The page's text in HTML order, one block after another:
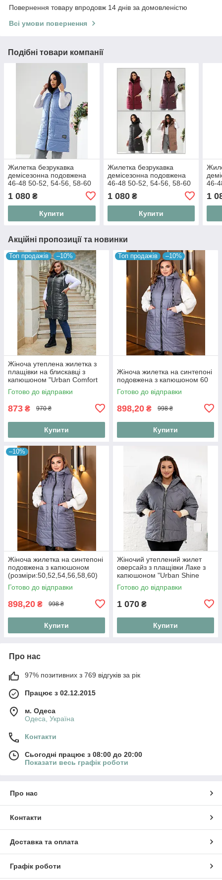
Повернення товару впродовж 14 днів за домовленістю
Всі умови повернення
Подібні товари компанії
Жилетка безрукавка
демісезонна подовжена
46-48 50-52, 54-56, 58-60
1 080 ₴
Купити
Жилетка безрукавка
демісезонна подовжена
46-48 50-52, 54-56, 58-60
1 080₴
Купити
46-
1
Акційні пропозиції та новинки
Топ продажів –10%
Жіноча утеплена жилетка з
плащівки на блискавці з
капюшоном "Urban Comfort
Vest"
Готово до відправки
873 ₴ 970 ₴
Купити
Топ продажів –10%
Жіноча жилетка на синтепоні
подовжена з капюшоном 60
Готово до відправки
898,20 ₴ 998 ₴
Купити
–10%
Жіноча жилетка на синтепоні
подовжена з капюшоном
(розміри:50,52,54,56,58,60)
Готово до відправки
898,20 ₴ 998 ₴
Купити
Жіночий утеплений жилет
оверсайз з плащівки Лаке з
капюшоном "Urban Shine
Vest"
Готово до відправки
1 070 ₴
Купити
Про нас
97% позитивних з 769 відгуків за рік
Працює з 02.12.2015
м. Одеса
Одеса, Україна
Контакти
Сьогодні працює з 08:00 до 20:00
Показати весь графік роботи
Про нас
Контакти
Доставка та оплата
Графік роботи